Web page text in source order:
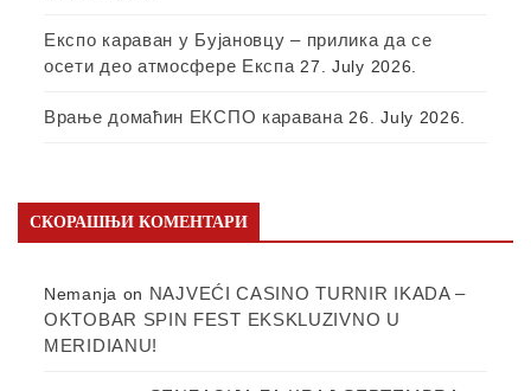
Експо караван у Бујановцу – прилика да се
осети део атмосфере Експа 27. July 2026.
Врање домаћин ЕКСПО каравана 26. July 2026.
СКОРАШЊИ КОМЕНТАРИ
Nemanja on NAJVEĆI CASINO TURNIR IKADA –
OKTOBAR SPIN FEST EKSKLUZIVNO U
MERIDIANU!